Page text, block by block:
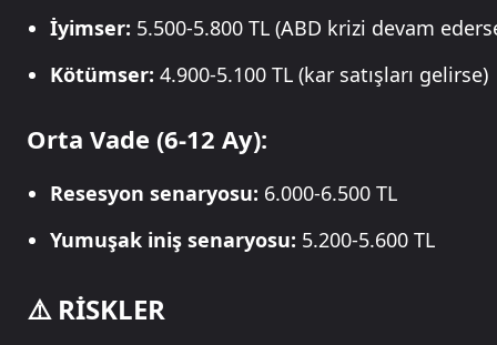
İyimser: 5.500-5.800 TL (ABD krizi devam
Kötümser: 4.900-5.100 TL (kar satışları gelirse)
Orta Vade (6-12 Ay):
Resesyon senaryosu: 6.000-6.500 TL
Yumuşak iniş senaryosu: 5.200-5.600 TL
⚠️ RİSKLER